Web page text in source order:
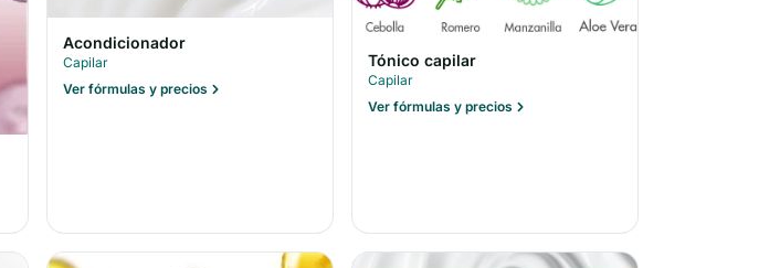
Acondicionador
Capilar
Ver fórmulas y precios
Tónico capilar
Capilar
Ver fórmulas y precios